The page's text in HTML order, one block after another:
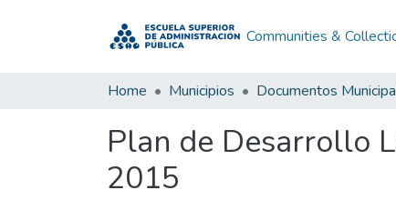
Communities &
Home Municipios Documentos
Plan de Desarrollo
2015